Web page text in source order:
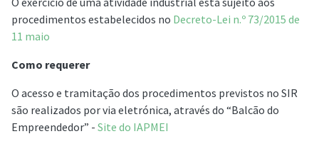
procedimentos estabelecidos no Decreto-Lei n.º 73/2015 de
11 maio
Como requerer
O acesso e tramitação dos procedimentos previstos no SIR
são realizados por via eletrónica, através do “Balcão do
Empreendedor” - Site do IAPMEI